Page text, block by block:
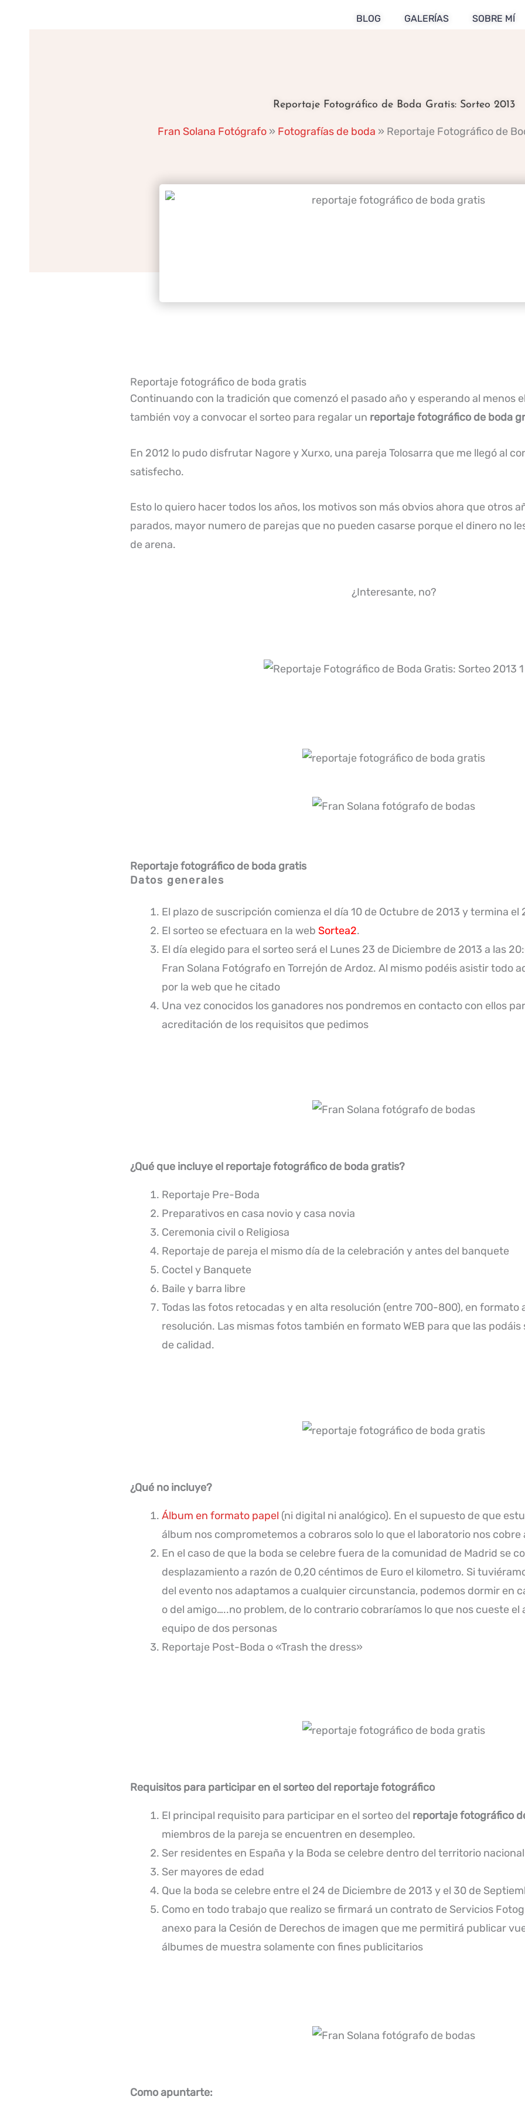
BLOG GALERÍAS SOBRE MÍ
Reportaje Fotográfico de Boda Gratis: Sorteo 2013
Fran Solana Fotógrafo» Fotografías de boda » Reportaje Fotográfico de
Reportaje fotográfico de boda gratis
Continuando con la tradición que comenzó el pasado año y esperando al menos
también voy a convocar el sorteo para regalar un reportaje fotográfico de boda
En 2012 lo pudo disfrutar Nagore y Xurxo, una pareja Tolosarra que me llegó al
satisfecho.
Esto lo quiero hacer todos los años, los motivos son más obvios ahora que otros
parados, mayor numero de parejas que no pueden casarse porque el dinero no
de arena.
¿Interesante, no?
Reportaje fotográfico de boda gratis
Datos generales
El plazo de suscripción comienza el día 10 de Octubre de 2013 y termina el
El sorteo se efectuara en la web Sortea2.
El día elegido para el sorteo será el Lunes 23 de Diciembre de 2013 a las
Fran Solana Fotógrafo en Torrejón de Ardoz. Al mismo podéis asistir todo
por la web que he citado
Una vez conocidos los ganadores nos pondremos en contacto con ellos
acreditación de los requisitos que pedimos
¿Qué que incluye el reportaje fotográfico de boda gratis?
Reportaje Pre-Boda
Preparativos en casa novio y casa novia
Ceremonia civil o Religiosa
Reportaje de pareja el mismo día de la celebración y antes del banquete
Coctel y Banquete
Baile y barra libre
Todas las fotos retocadas y en alta resolución (entre 700-800), en formato
resolución. Las mismas fotos también en formato WEB para que las
de calidad.
¿Qué no incluye?
Álbum en formato papel (ni digital ni analógico). En el supuesto de que
álbum nos comprometemos a cobraros solo lo que el laboratorio nos cobre
En el caso de que la boda se celebre fuera de la comunidad de Madrid se
desplazamiento a razón de 0,20 céntimos de Euro el kilometro. Si
del evento nos adaptamos a cualquier circunstancia, podemos dormir en
o del amigo…..no problem, de lo contrario cobraríamos lo que nos cueste el
equipo de dos personas
Reportaje Post-Boda o «Trash the dress»
Requisitos para participar en el sorteo del reportaje fotográfico
El principal requisito para participar en el sorteo del reportaje fotográfico
miembros de la pareja se encuentren en desempleo.
Ser residentes en España y la Boda se celebre dentro del territorio nacional
Ser mayores de edad
Que la boda se celebre entre el 24 de Diciembre de 2013 y el 30 de
Como en todo trabajo que realizo se firmará un contrato de Servicios
anexo para la Cesión de Derechos de imagen que me permitirá publicar
álbumes de muestra solamente con fines publicitarios
Como apuntarte: